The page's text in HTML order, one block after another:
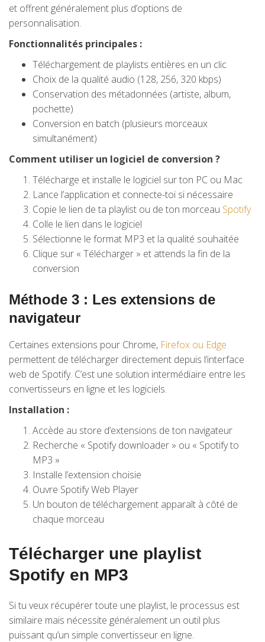
et offrent généralement plus d’options de
personnalisation.
Fonctionnalités principales :
Téléchargement de playlists entières en un clic
Choix de la qualité audio (128, 256, 320 kbps)
Conservation des métadonnées (artiste, album,
pochette)
Conversion en batch (plusieurs morceaux
simultanément)
Comment utiliser un logiciel de conversion ?
Télécharge et installe le logiciel sur ton PC ou Mac
Lance l’application et connecte-toi si nécessaire
Copie le lien de ta playlist ou de ton morceau Spotify
Colle le lien dans le logiciel
Sélectionne le format MP3 et la qualité souhaitée
Clique sur « Télécharger » et attends la fin de la
conversion
Méthode 3 : Les extensions de
navigateur
Certaines extensions pour Chrome, Firefox ou Edge
permettent de télécharger directement depuis l’interface
web de Spotify. C’est une solution intermédiaire entre les
convertisseurs en ligne et les logiciels.
Installation :
Accède au store d’extensions de ton navigateur
Recherche « Spotify downloader » ou « Spotify to
MP3 »
Installe l’extension choisie
Ouvre Spotify Web Player
Un bouton de téléchargement apparaît à côté de
chaque morceau
Télécharger une playlist
Spotify en MP3
Si tu veux récupérer toute une playlist, le processus est
similaire mais nécessite généralement un outil plus
puissant qu’un simple convertisseur en ligne.